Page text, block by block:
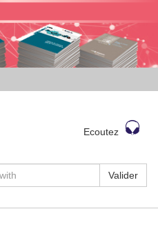
Ecoutez
Valider